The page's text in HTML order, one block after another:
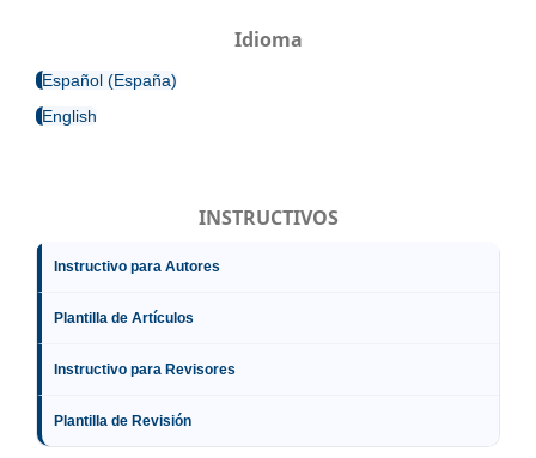
Idioma
Español (España)
English
INSTRUCTIVOS
Instructivo para Autores
Plantilla de Artículos
Instructivo para Revisores
Plantilla de Revisión